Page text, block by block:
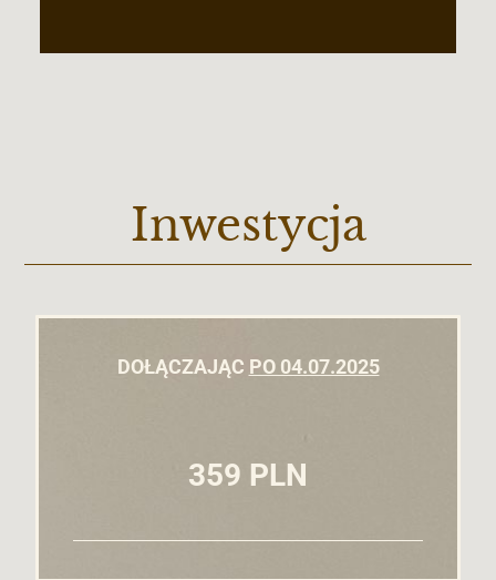
Inwestycja
DOŁĄCZAJĄC PO 04.07.2025
359 PLN